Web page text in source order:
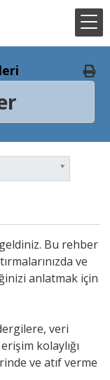
Bu rehber
ve
anlatmak için
veri
kolaylığı
ve atıf verme